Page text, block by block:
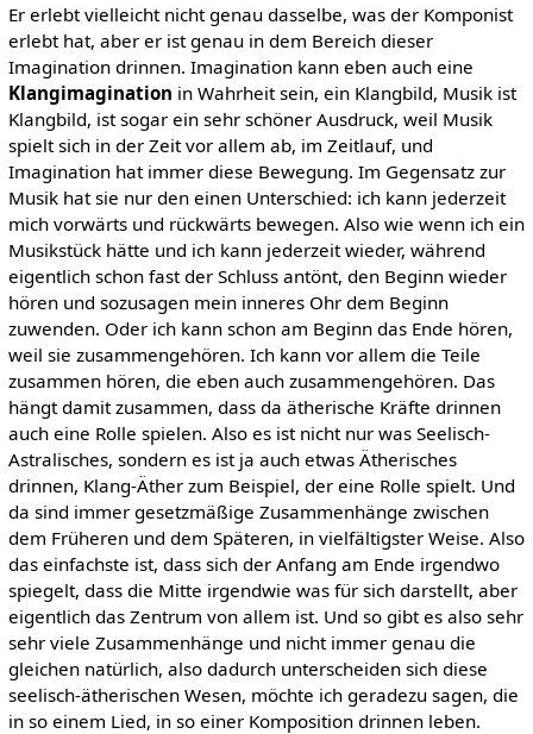
Er erlebt vielleicht nicht genau dasselbe, was der Komponist
erlebt hat, aber er ist genau in dem Bereich dieser
Imagination drinnen. Imagination kann eben auch eine
Klangimagination in Wahrheit sein, ein Klangbild, Musik ist
Klangbild, ist sogar ein sehr schöner Ausdruck, weil Musik
spielt sich in der Zeit vor allem ab, im Zeitlauf, und
Imagination hat immer diese Bewegung. Im Gegensatz zur
Musik hat sie nur den einen Unterschied: ich kann jederzeit
mich vorwärts und rückwärts bewegen. Also wie wenn ich ein
Musikstück hätte und ich kann jederzeit wieder, während
eigentlich schon fast der Schluss antönt, den Beginn wieder
hören und sozusagen mein inneres Ohr dem Beginn
zuwenden. Oder ich kann schon am Beginn das Ende hören,
weil sie zusammengehören. Ich kann vor allem die Teile
zusammen hören, die eben auch zusammengehören. Das
hängt damit zusammen, dass da ätherische Kräfte drinnen
auch eine Rolle spielen. Also es ist nicht nur was Seelisch-
Astralisches, sondern es ist ja auch etwas Ätherisches
drinnen, Klang-Äther zum Beispiel, der eine Rolle spielt. Und
da sind immer gesetzmäßige Zusammenhänge zwischen
dem Früheren und dem Späteren, in vielfältigster Weise. Also
das einfachste ist, dass sich der Anfang am Ende irgendwo
spiegelt, dass die Mitte irgendwie was für sich darstellt, aber
eigentlich das Zentrum von allem ist. Und so gibt es also sehr
sehr viele Zusammenhänge und nicht immer genau die
gleichen natürlich, also dadurch unterscheiden sich diese
seelisch-ätherischen Wesen, möchte ich geradezu sagen, die
in so einem Lied, in so einer Komposition drinnen leben.